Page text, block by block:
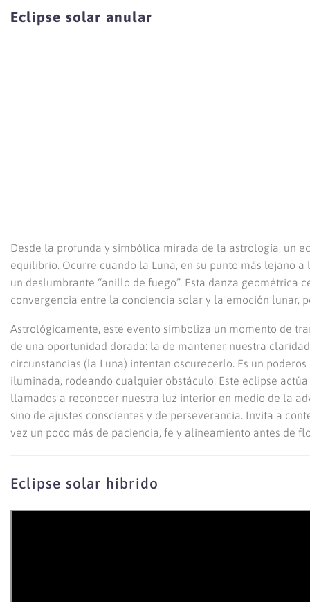
Eclipse solar anular
Desde la profunda y simbólica mirada de la astrología, un
equilibrio. Ocurre cuando la Luna, en su punto más lejano
un deslumbrante “anillo de fuego”. Esta danza
convergencia entre la conciencia solar y la emoción lunar,
Astrológicamente, este evento simboliza un momento de
de una oportunidad dorada: la de mantener nuestra
circunstancias (la Luna) intentan oscurecerlo. Es un
iluminada, rodeando cualquier obstáculo. Este eclipse
llamados a reconocer nuestra luz interior en medio de la
sino de ajustes conscientes y de perseverancia. Invita a
vez un poco más de paciencia, fe y alineamiento antes de
Eclipse solar híbrido